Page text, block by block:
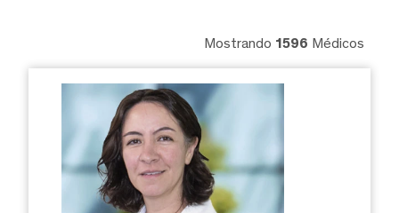
Mostrando 1596 Médicos